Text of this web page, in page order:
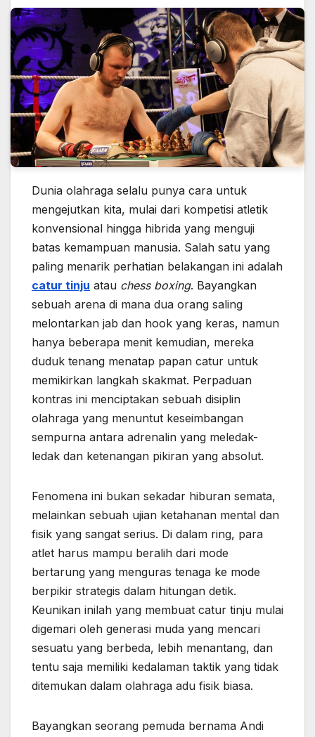
Dunia olahraga selalu punya cara untuk
mengejutkan kita, mulai dari kompetisi atletik
konvensional hingga hibrida yang menguji
batas kemampuan manusia. Salah satu yang
paling menarik perhatian belakangan ini adalah
catur tinju atau chess boxing. Bayangkan
sebuah arena di mana dua orang saling
melontarkan jab dan hook yang keras, namun
hanya beberapa menit kemudian, mereka
duduk tenang menatap papan catur untuk
memikirkan langkah skakmat. Perpaduan
kontras ini menciptakan sebuah disiplin
olahraga yang menuntut keseimbangan
sempurna antara adrenalin yang meledak-
ledak dan ketenangan pikiran yang absolut.
Fenomena ini bukan sekadar hiburan semata,
melainkan sebuah ujian ketahanan mental dan
fisik yang sangat serius. Di dalam ring, para
atlet harus mampu beralih dari mode
bertarung yang menguras tenaga ke mode
berpikir strategis dalam hitungan detik.
Keunikan inilah yang membuat catur tinju mulai
digemari oleh generasi muda yang mencari
sesuatu yang berbeda, lebih menantang, dan
tentu saja memiliki kedalaman taktik yang tidak
ditemukan dalam olahraga adu fisik biasa.
Bayangkan seorang pemuda bernama Andi